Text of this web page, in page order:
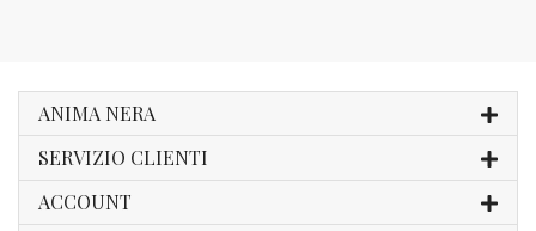
ANIMA NERA
SERVIZIO CLIENTI
ACCOUNT